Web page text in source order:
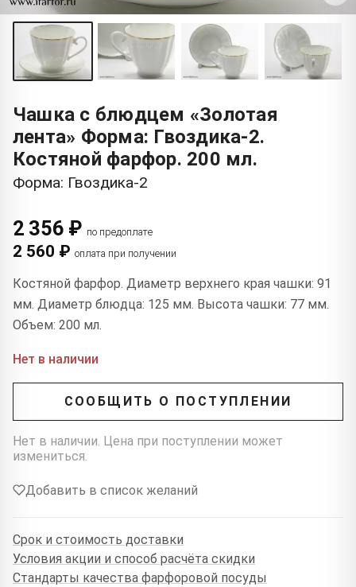
Чашка с блюдцем «Золотая
лента» Форма: Гвоздика-2.
Костяной фарфор. 200 мл.
Форма: Гвоздика-2
2 356 ₽ по предоплате
2 560 ₽ оплата при получении
Костяной фарфор. Диаметр верхнего края чашки: 91
мм. Диаметр блюдца: 125 мм. Высота чашки: 77 мм.
Объем: 200 мл.
Нет в наличии
СООБЩИТЬ О ПОСТУПЛЕНИИ
Нет в наличии. Цена при поступлении может
измениться.
Добавить в список желаний
Срок и стоимость доставки
Условия акции и способ расчёта скидки
Стандарты качества фарфоровой посуды